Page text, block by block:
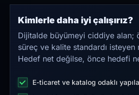
Kimlerle daha iyi çalışırız?
Dijitalde büyümeyi ciddiye alan;
süreç ve kalite standardı isteyen
Hedef net değilse, önce hedefi
E-ticaret ve katalog odaklı